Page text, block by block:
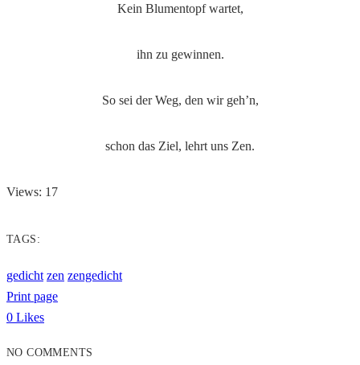
Kein Blumentopf wartet,
ihn zu gewinnen.
So sei der Weg, den wir geh’n,
schon das Ziel, lehrt uns Zen.
Views: 17
TAGS:
gedicht zen zengedicht
Print page
0 Likes
NO COMMENTS